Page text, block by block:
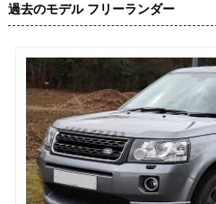
過去のモデル フリーランダー